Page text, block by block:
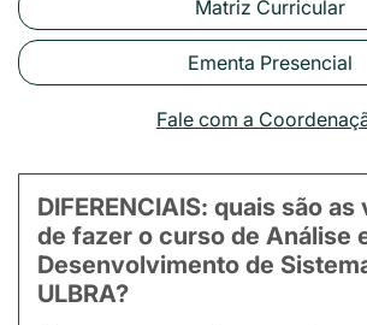
Matriz Curricular
Ementa Presencial
Fale com a
DIFERENCIAIS: quais são
de fazer o curso de Análise
Desenvolvimento de
ULBRA?